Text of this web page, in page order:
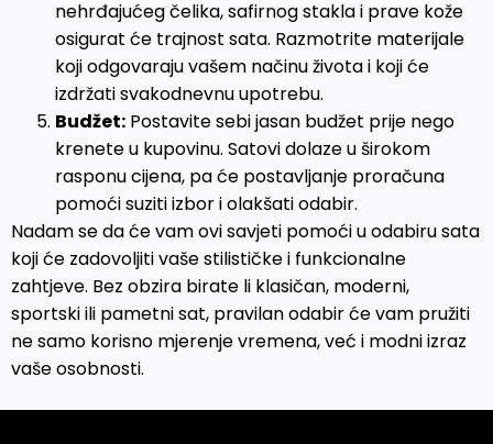
nehrđajućeg čelika, safirnog stakla i prave kože
osigurat će trajnost sata. Razmotrite materijale
koji odgovaraju vašem načinu života i koji će
izdržati svakodnevnu upotrebu.
Budžet: Postavite sebi jasan budžet prije nego
krenete u kupovinu. Satovi dolaze u širokom
rasponu cijena, pa će postavljanje proračuna
pomoći suziti izbor i olakšati odabir.
Nadam se da će vam ovi savjeti pomoći u odabiru sata
koji će zadovoljiti vaše stilističke i funkcionalne
zahtjeve. Bez obzira birate li klasičan, moderni,
sportski ili pametni sat, pravilan odabir će vam pružiti
ne samo korisno mjerenje vremena, već i modni izraz
vaše osobnosti.